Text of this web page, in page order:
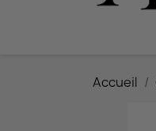
Accueil